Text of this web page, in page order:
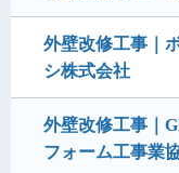
外壁改修工事｜
シ株式会社
外壁改修工事｜
フォーム工事業